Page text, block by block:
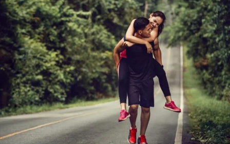
SIND
2026
DAS
PERFEKTE
MATCH!